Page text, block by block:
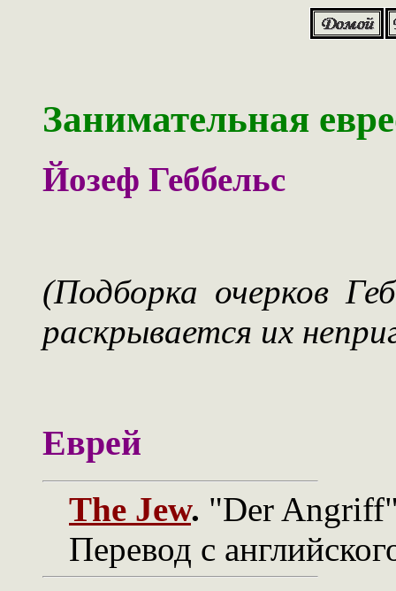
Занимательная
Йозеф Геббельс
(Подборка очерков
раскрывается их
Еврей
The Jew. "Der
Перевод с